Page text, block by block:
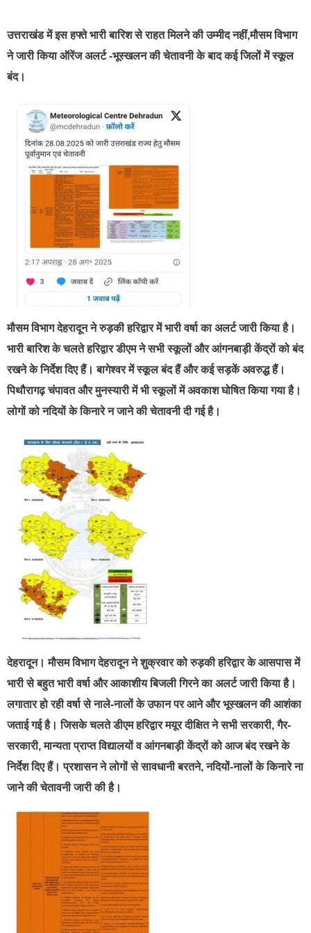
उत्तराखंड में इस हफ्ते भारी बारिश से राहत मिलने की उम्मीद नहीं,मौसम विभाग
ने जारी किया ऑरेंज अलर्ट -भूस्खलन की चेतावनी के बाद कई जिलों में स्कूल
बंद।
मौसम विभाग देहरादून ने रुड़की हरिद्वार में भारी वर्षा का अलर्ट जारी किया है।
भारी बारिश के चलते हरिद्वार डीएम ने सभी स्कूलों और आंगनबाड़ी केंद्रों को बंद
रखने के निर्देश दिए हैं। बागेश्वर में स्कूल बंद हैं और कई सड़कें अवरुद्ध हैं।
पिथौरागढ़ चंपावत और मुनस्यारी में भी स्कूलों में अवकाश घोषित किया गया है।
लोगों को नदियों के किनारे न जाने की चेतावनी दी गई है।
देहरादून। मौसम विभाग देहरादून ने शुक्रवार को रुड़की हरिद्वार के आसपास में
भारी से बहुत भारी वर्षा और आकाशीय बिजली गिरने का अलर्ट जारी किया है।
लगातार हो रही वर्षा से नाले-नालों के उफान पर आने और भूस्खलन की आशंका
जताई गई है। जिसके चलते डीएम हरिद्वार मयूर दीक्षित ने सभी सरकारी, गैर-
सरकारी, मान्यता प्राप्त विद्यालयों व आंगनबाड़ी केंद्रों को आज बंद रखने के
निर्देश दिए हैं। प्रशासन ने लोगों से सावधानी बरतने, नदियों-नालों के किनारे ना
जाने की चेतावनी जारी की है।